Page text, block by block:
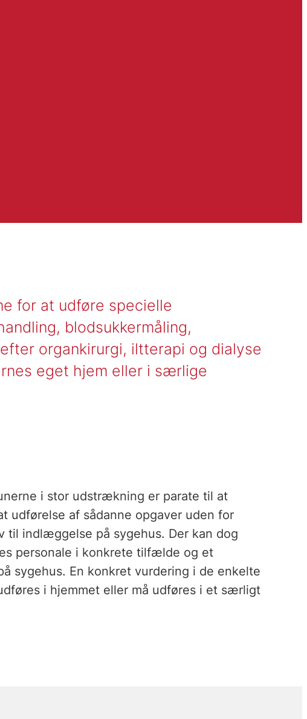
for at udføre specielle
blodsukkermåling,
organkirurgi, iltterapi og dialyse
eget hjem eller i særlige
i stor udstrækning er parate til at
udførelse af sådanne opgaver uden for
til indlæggelse på sygehus. Der kan dog
personale i konkrete tilfælde og et
sygehus. En konkret vurdering i de enkelte
i hjemmet eller må udføres i et særligt